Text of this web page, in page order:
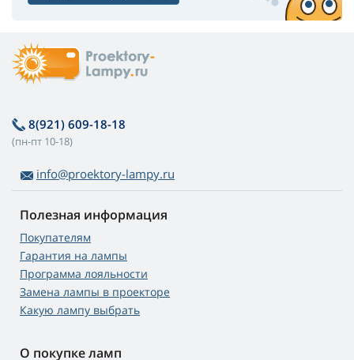
8(921) 609-18-18
(пн-пт 10-18)
info@proektory-lampy.ru
Полезная информация
Покупателям
Гарантия на лампы
Программа лояльности
Замена лампы в проекторе
Какую лампу выбрать
О покупке ламп